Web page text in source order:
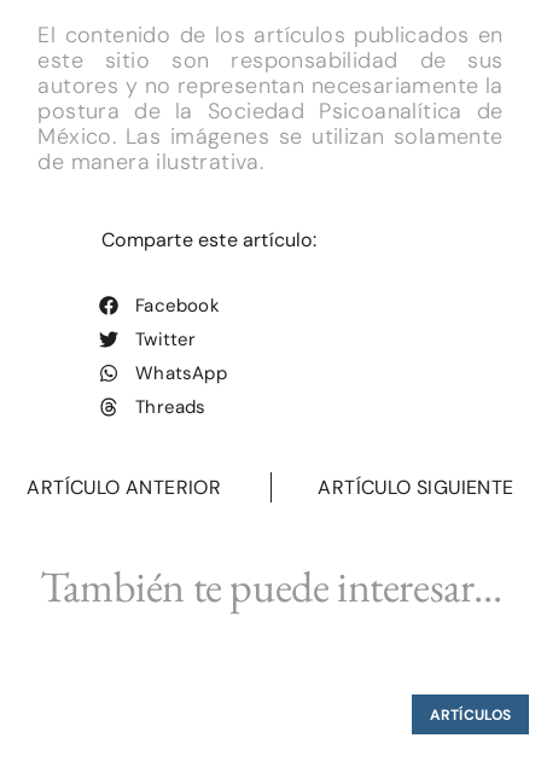
El contenido de los artículos publicados en
este sitio son responsabilidad de sus
autores y no representan necesariamente la
postura de la Sociedad Psicoanalítica de
México. Las imágenes se utilizan solamente
de manera ilustrativa.
Comparte este artículo:
Facebook
Twitter
WhatsApp
Threads
ARTÍCULO ANTERIOR ARTÍCULO SIGUIENTE
También te puede interesar...
ARTÍCULOS